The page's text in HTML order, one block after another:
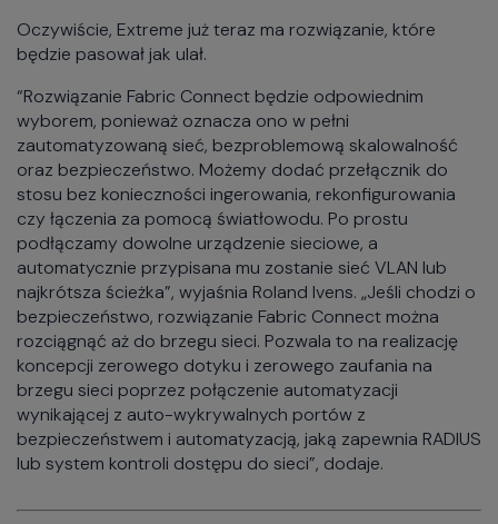
Oczywiście, Extreme już teraz ma rozwiązanie, które
będzie pasował jak ulał.
“Rozwiązanie Fabric Connect będzie odpowiednim
wyborem, ponieważ oznacza ono w pełni
zautomatyzowaną sieć, bezproblemową skalowalność
oraz bezpieczeństwo. Możemy dodać przełącznik do
stosu bez konieczności ingerowania, rekonfigurowania
czy łączenia za pomocą światłowodu. Po prostu
podłączamy dowolne urządzenie sieciowe, a
automatycznie przypisana mu zostanie sieć VLAN lub
najkrótsza ścieżka”, wyjaśnia Roland Ivens. „Jeśli chodzi o
bezpieczeństwo, rozwiązanie Fabric Connect można
rozciągnąć aż do brzegu sieci. Pozwala to na realizację
koncepcji zerowego dotyku i zerowego zaufania na
brzegu sieci poprzez połączenie automatyzacji
wynikającej z auto-wykrywalnych portów z
bezpieczeństwem i automatyzacją, jaką zapewnia RADIUS
lub system kontroli dostępu do sieci”, dodaje.